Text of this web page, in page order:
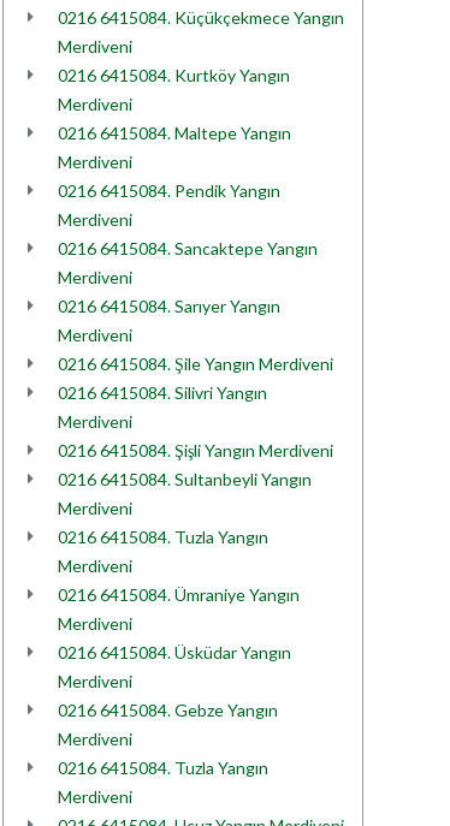
0216 6415084. Küçükçekmece Yangın
Merdiveni
0216 6415084. Kurtköy Yangın
Merdiveni
0216 6415084. Maltepe Yangın
Merdiveni
0216 6415084. Pendik Yangın
Merdiveni
0216 6415084. Sancaktepe Yangın
Merdiveni
0216 6415084. Sarıyer Yangın
Merdiveni
0216 6415084. Şile Yangın Merdiveni
0216 6415084. Silivri Yangın
Merdiveni
0216 6415084. Şişli Yangın Merdiveni
0216 6415084. Sultanbeyli Yangın
Merdiveni
0216 6415084. Tuzla Yangın
Merdiveni
0216 6415084. Ümraniye Yangın
Merdiveni
0216 6415084. Üsküdar Yangın
Merdiveni
0216 6415084. Gebze Yangın
Merdiveni
0216 6415084. Tuzla Yangın
Merdiveni